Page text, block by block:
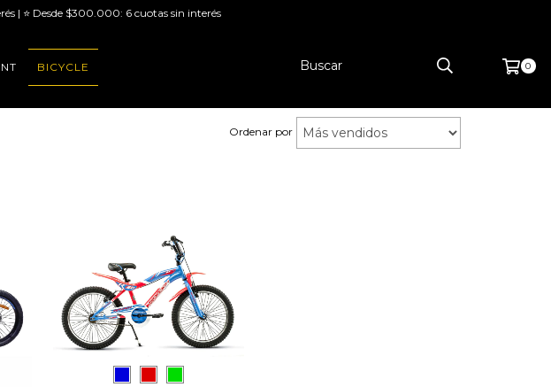
| ⭐ Desde $300.000: 6 cuotas sin interés
BICYCLE 0
Ordenar por